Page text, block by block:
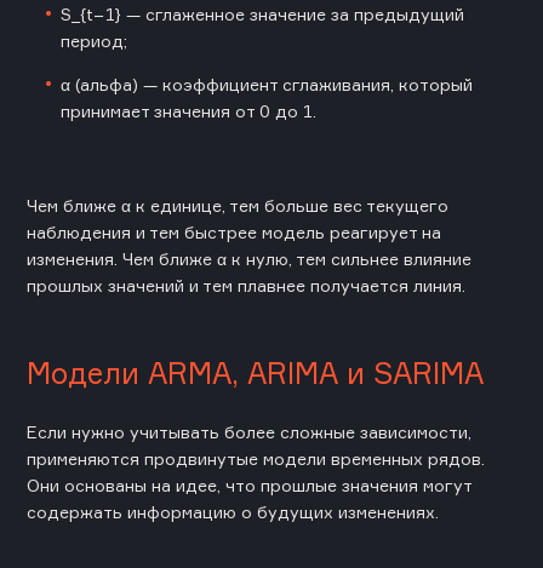
S_{t−1} — сглаженное значение за предыдущий
период;
α (альфа) — коэффициент сглаживания, который
принимает значения от 0 до 1.
Чем ближе α к единице, тем больше вес текущего
наблюдения и тем быстрее модель реагирует на
изменения. Чем ближе α к нулю, тем сильнее влияние
прошлых значений и тем плавнее получается линия.
Модели ARMA, ARIMA и SARIMA
Если нужно учитывать более сложные зависимости,
применяются продвинутые модели временных рядов.
Они основаны на идее, что прошлые значения могут
содержать информацию о будущих изменениях.